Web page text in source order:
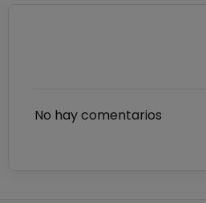
No hay comentarios